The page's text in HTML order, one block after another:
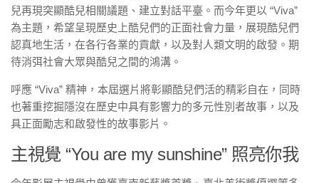
兒再現突顯酷兒相關議題、建立對話平臺。而今年更以 “Viva”
為主題，希望呈現歷史上酷兒們的正面社會力量，展現酷兒們
認真地生活，在各行各業的貢獻，以及對人類文明的啟發。期
待消弭社會大眾與酷兒之間的鴻溝。
呼應 “Viva” 精神，本屆選片將彰顯酷兒們活的精彩自在，同時
也著重挖掘隱沒在歷史中具有影響力的多元性別者故事，以及
具正面勵志和啟發性的故事影片。
主視覺 “You are my sunshine” 照亮你我